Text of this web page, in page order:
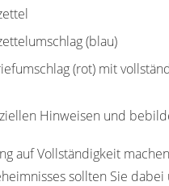
(blau)
(rot) mit
Hinweisen und
auf Vollständigkeit
sollten Sie